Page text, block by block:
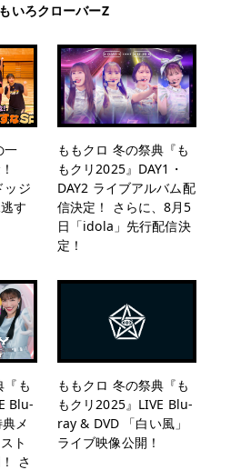
いろクローバーZ
一
ッジ
す
ももクロ 冬の祭典『も
もクリ2025』DAY1・
DAY2 ライブアルバム配
信決定！ さらに、8月5
日「idola」先行配信決
定！
『も
Blu-
メ
ト
さ
ももクロ 冬の祭典『も
もクリ2025』LIVE Blu-
ray & DVD 「白い風」
ライブ映像公開！